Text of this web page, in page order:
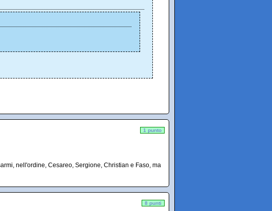
1 punto
nell'ordine, Cesareo, Sergione, Christian e Faso, ma
8 punti